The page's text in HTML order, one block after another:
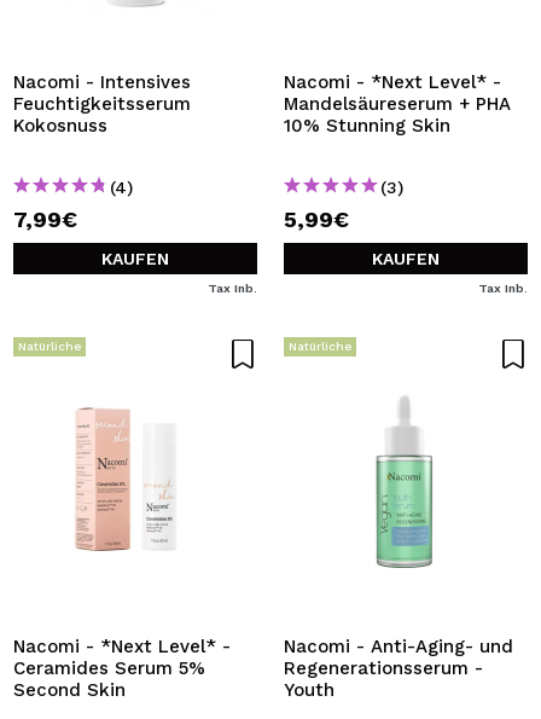
Nacomi - Intensives
Feuchtigkeitsserum
Kokosnuss
(4)
7,99€
KAUFEN
Tax Inb.
Nacomi - *Next Level* -
Mandelsäureserum + PHA
10% Stunning Skin
(3)
5,99€
KAUFEN
Tax Inb.
Natürliche
Nacomi - *Next Level* -
Ceramides Serum 5%
Second Skin
Natürliche
Nacomi - Anti-Aging- und
Regenerationsserum -
Youth